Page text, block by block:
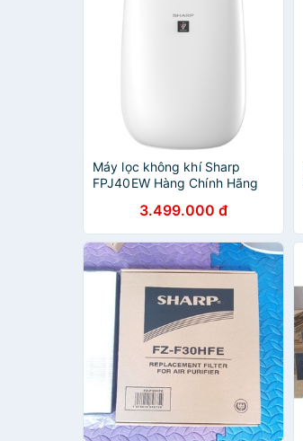
Máy lọc không khí Sharp
FPJ40EW Hàng Chính Hãng
3.499.000 đ